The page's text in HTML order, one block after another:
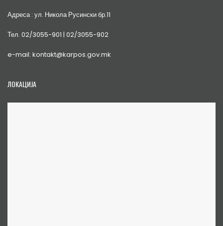
Адреса : ул. Никола Русински бр.11
Тел. 02/3055-901 | 02/3055-902
e-mail: kontakt@karpos.gov.mk
ЛОКАЦИЈА